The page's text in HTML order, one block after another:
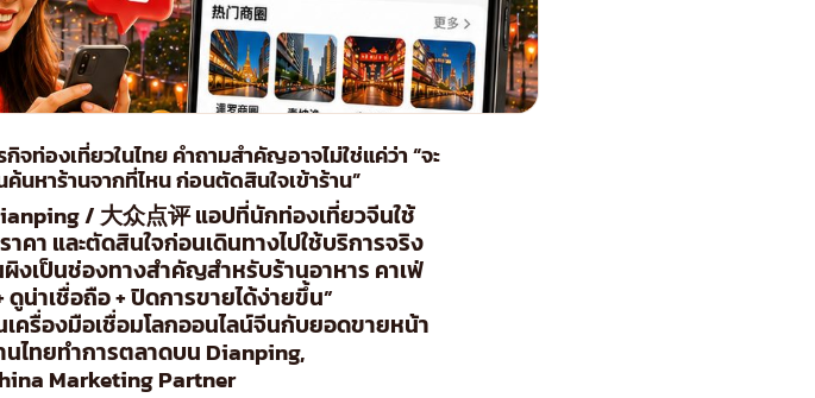
ท่องเที่ยวในไทย คำถามสำคัญอาจไม่ใช่แค่ว่า “จะ
นหาร้านจากที่ไหน ก่อนตัดสินใจเข้าร้าน”
/ 大众点评 แอปที่นักท่องเที่ยวจีนใช้
คา และตัดสินใจก่อนเดินทางไปใช้บริการจริง
งเป็นช่องทางสำคัญสำหรับร้านอาหาร คาเฟ่
น่าเชื่อถือ + ปิดการขายได้ง่ายขึ้น”
ครื่องมือเชื่อมโลกออนไลน์จีนกับยอดขายหน้า
ไทยทำการตลาดบน Dianping,
Marketing Partner